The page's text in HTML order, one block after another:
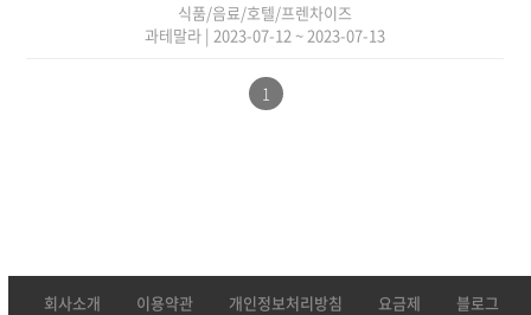
식품/음료/호텔/프렌차이즈
과테말라 | 2023-07-12 ~ 2023-07-13
1
회사소개 이용약관 개인정보처리방침 요금제 블로그